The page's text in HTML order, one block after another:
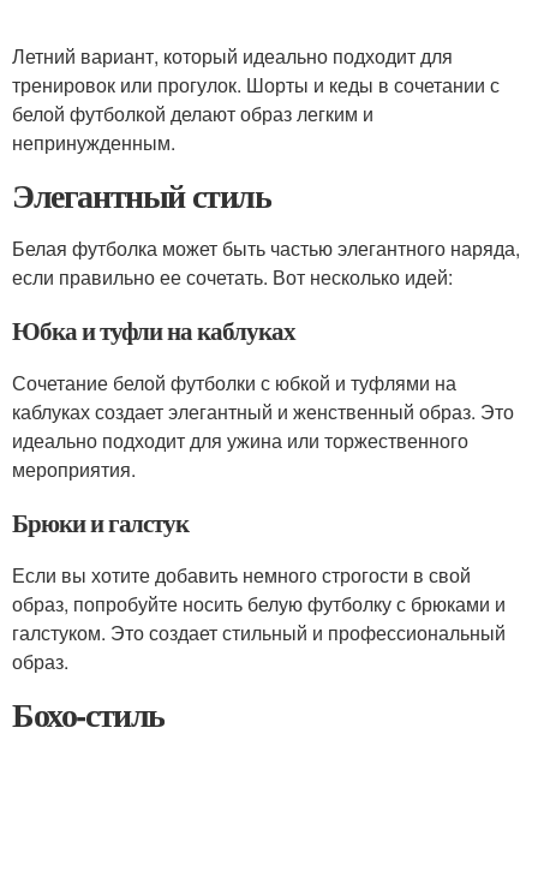
Летний вариант, который идеально подходит для
тренировок или прогулок. Шорты и кеды в сочетании с
белой футболкой делают образ легким и
непринужденным.
Элегантный стиль
Белая футболка может быть частью элегантного наряда,
если правильно ее сочетать. Вот несколько идей:
Юбка и туфли на каблуках
Сочетание белой футболки с юбкой и туфлями на
каблуках создает элегантный и женственный образ. Это
идеально подходит для ужина или торжественного
мероприятия.
Брюки и галстук
Если вы хотите добавить немного строгости в свой
образ, попробуйте носить белую футболку с брюками и
галстуком. Это создает стильный и профессиональный
образ.
Бохо-стиль